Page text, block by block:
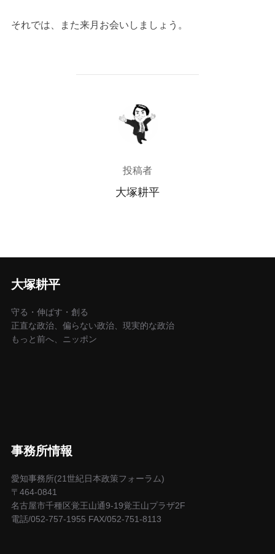
それでは、また来月お会いしましょう。
投稿者
投稿者
大塚耕平
大塚耕平
守る・伸ばす・創る
正直な政治、偏らない政治、現実的な政治
もっと前へ、ニッポン
事務所情報
愛知事務所(21世紀日本政策フォーラム)
〒464-0841
名古屋市千種区覚王山通9-19覚王山プラザ2F
電話/052-757-1955 FAX/052-751-8113